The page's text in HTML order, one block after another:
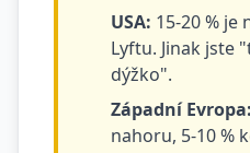
USA: 15-20 % je
Lyftu. Jinak jste
dýžko".
Západní Evropa:
nahoru, 5-10 %